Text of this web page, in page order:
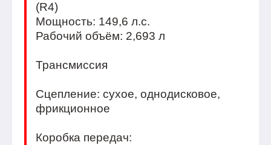
(R4)
Мощность: 149,6 л.с.
Рабочий объём: 2,693 л
Трансмиссия
Сцепление: сухое, однодисковое,
фрикционное
Коробка передач: